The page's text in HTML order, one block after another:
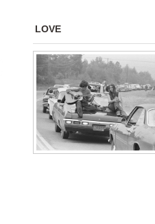
LOVE